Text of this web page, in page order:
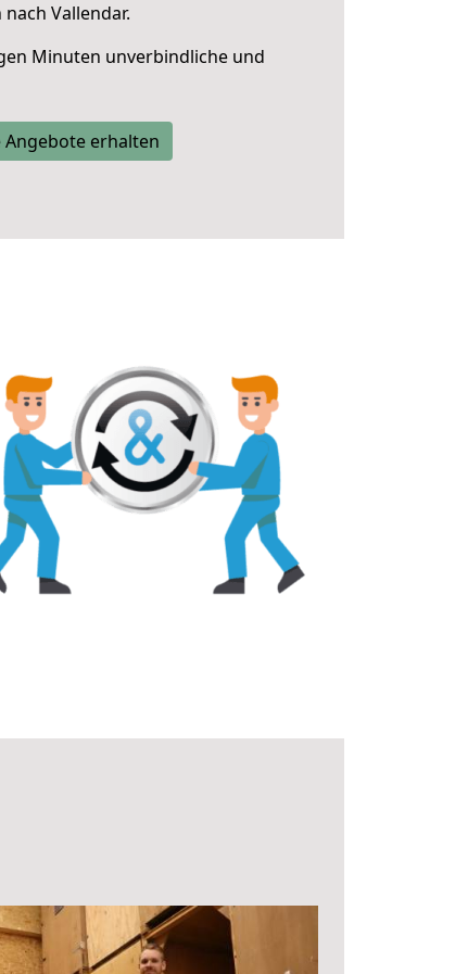
Vallendar.
Minuten unverbindliche und
Angebote erhalten